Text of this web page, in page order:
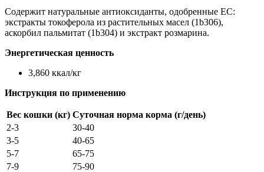
Содержит натуральные антиоксиданты, одобренные ЕС:
экстракты токоферола из растительных масел (1b306),
аскорбил пальмитат (1b304) и экстракт розмарина.
Энергетическая ценность
3,860 ккал/кг
Инструкция по применению
Вес кошки (кг) Суточная норма корма (г/день)
2-3
30-40
3-5
40-65
5-7
65-75
7-9
75-90